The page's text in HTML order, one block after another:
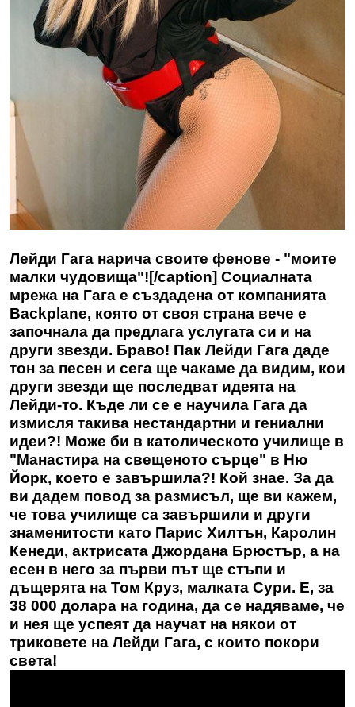
Лейди Гага нарича своите фенове - "моите
малки чудовища"![/caption] Социалната
мрежа на Гага е създадена от компанията
Backplane, която от своя страна вече е
започнала да предлага услугата си и на
други звезди. Браво! Пак Лейди Гага даде
тон за песен и сега ще чакаме да видим, кои
други звезди ще последват идеята на
Лейди-то. Къде ли се е научила Гага да
измисля такива нестандартни и гениални
идеи?! Може би в католическото училище в
"Манастира на свещеното сърце" в Ню
Йорк, което е завършила?! Кой знае. За да
ви дадем повод за размисъл, ще ви кажем,
че това училище са завършили и други
знаменитости като Парис Хилтън, Каролин
Кенеди, актрисата Джордана Брюстър, а на
есен в него за първи път ще стъпи и
дъщерята на Том Круз, малката Сури. Е, за
38 000 долара на година, да се надяваме, че
и нея ще успеят да научат на някои от
триковете на Лейди Гага, с които покори
света!